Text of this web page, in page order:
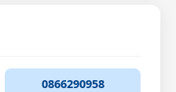
0866290958